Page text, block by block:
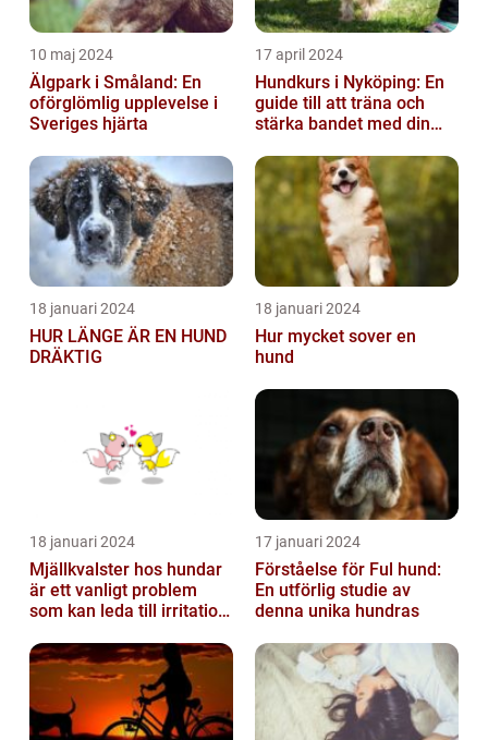
10 maj 2024
Älgpark i Småland: En
oförglömlig upplevelse i
Sveriges hjärta
17 april 2024
Hundkurs i Nyköping: En
guide till att träna och
stärka bandet med din
18 januari 2024
HUR LÄNGE ÄR EN HUND
DRÄKTIG
18 januari 2024
Hur mycket sover en
hund
18 januari 2024
Mjällkvalster hos hundar
är ett vanligt problem
som kan leda till irritation
hun...
17 januari 2024
Förståelse för Ful hund:
En utförlig studie av
denna unika hundras